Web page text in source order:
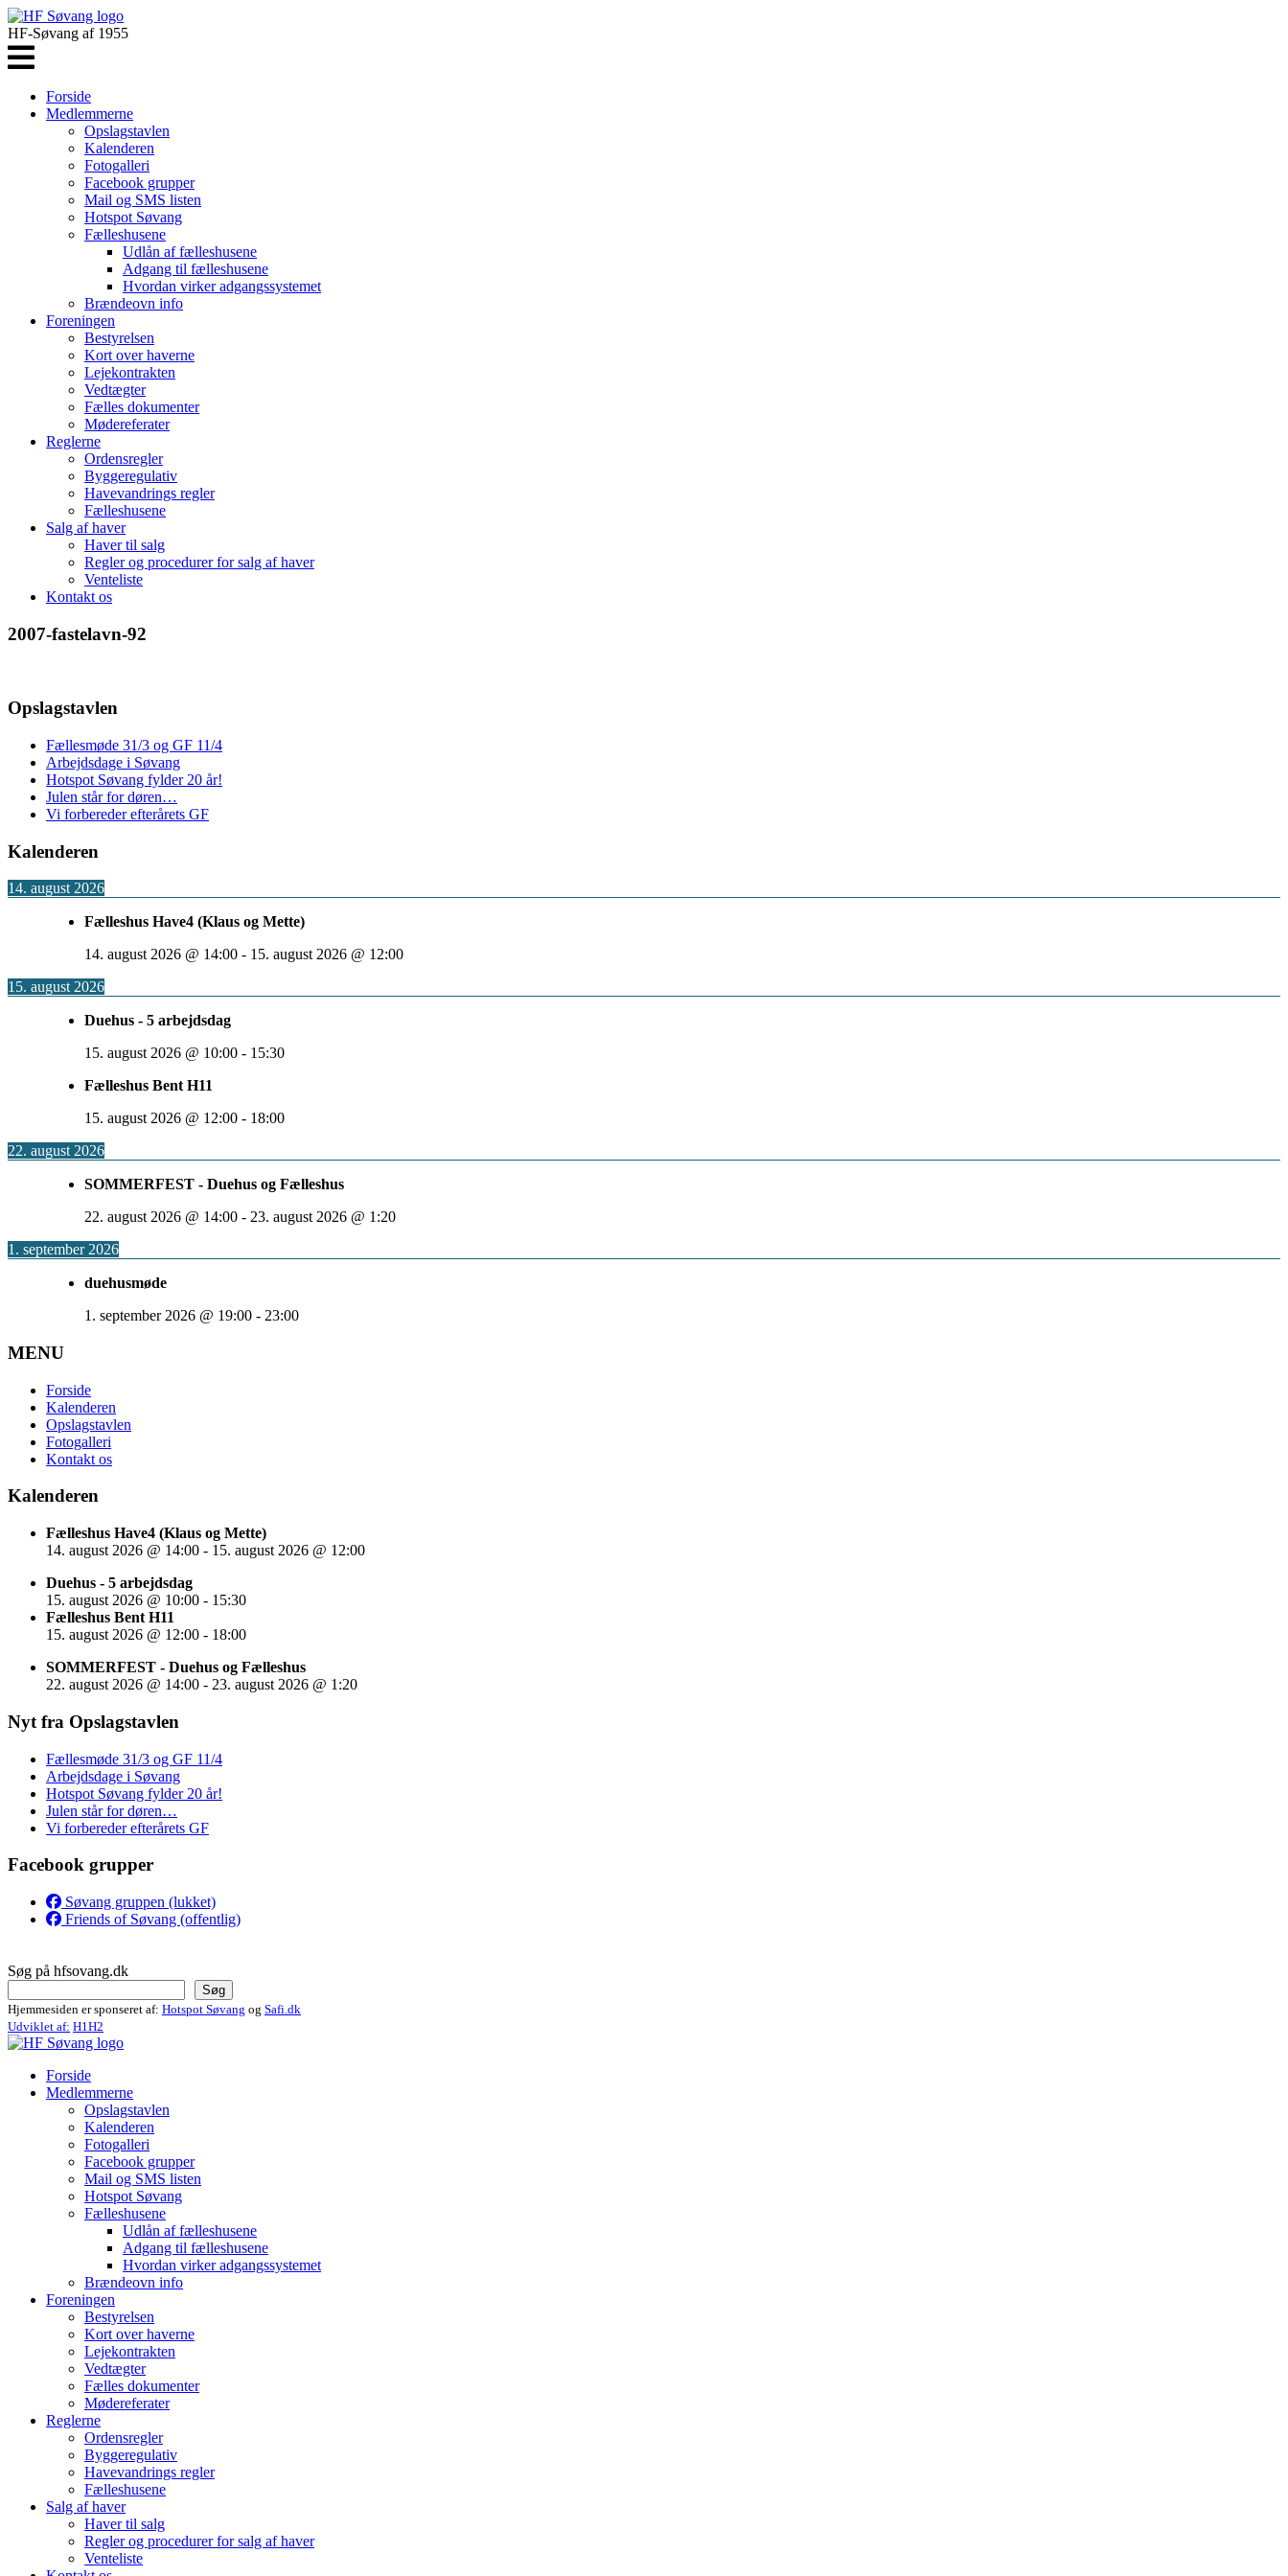
HF-Søvang af 1955
Forside
Medlemmerne
Opslagstavlen
Kalenderen
Fotogalleri
Facebook grupper
Mail og SMS listen
Hotspot Søvang
Fælleshusene
Udlån af fælleshusene
Adgang til fælleshusene
Hvordan virker adgangssystemet
Brændeovn info
Foreningen
Bestyrelsen
Kort over haverne
Lejekontrakten
Vedtægter
Fælles dokumenter
Mødereferater
Reglerne
Ordensregler
Byggeregulativ
Havevandrings regler
Fælleshusene
Salg af haver
Haver til salg
Regler og procedurer for salg af haver
Venteliste
Kontakt os
2007-fastelavn-92
Opslagstavlen
Fællesmøde 31/3 og GF 11/4
Arbejdsdage i Søvang
Hotspot Søvang fylder 20 år!
Julen står for døren…
Vi forbereder efterårets GF
Kalenderen
14. august 2026
Fælleshus Have4 (Klaus og Mette)
14. august 2026 @ 14:00 - 15. august 2026 @ 12:00
15. august 2026
Duehus - 5 arbejdsdag
15. august 2026 @ 10:00 - 15:30
Fælleshus Bent H11
15. august 2026 @ 12:00 - 18:00
22. august 2026
SOMMERFEST - Duehus og Fælleshus
22. august 2026 @ 14:00 - 23. august 2026 @ 1:20
1. september 2026
duehusmøde
1. september 2026 @ 19:00 - 23:00
MENU
Forside
Kalenderen
Opslagstavlen
Fotogalleri
Kontakt os
Kalenderen
Fælleshus Have4 (Klaus og Mette)
14. august 2026 @ 14:00 - 15. august 2026 @ 12:00
Duehus - 5 arbejdsdag
15. august 2026 @ 10:00 - 15:30
Fælleshus Bent H11
15. august 2026 @ 12:00 - 18:00
SOMMERFEST - Duehus og Fælleshus
22. august 2026 @ 14:00 - 23. august 2026 @ 1:20
Nyt fra Opslagstavlen
Fællesmøde 31/3 og GF 11/4
Arbejdsdage i Søvang
Hotspot Søvang fylder 20 år!
Julen står for døren…
Vi forbereder efterårets GF
Facebook grupper
Søvang gruppen (lukket)
Friends of Søvang (offentlig)
Søg på hfsovang.dk
Søg
Hjemmesiden er sponseret af: Hotspot Søvang og Safi.dk
Udviklet af: H1H2
Forside
Medlemmerne
Opslagstavlen
Kalenderen
Fotogalleri
Facebook grupper
Mail og SMS listen
Hotspot Søvang
Fælleshusene
Udlån af fælleshusene
Adgang til fælleshusene
Hvordan virker adgangssystemet
Brændeovn info
Foreningen
Bestyrelsen
Kort over haverne
Lejekontrakten
Vedtægter
Fælles dokumenter
Mødereferater
Reglerne
Ordensregler
Byggeregulativ
Havevandrings regler
Fælleshusene
Salg af haver
Haver til salg
Regler og procedurer for salg af haver
Venteliste